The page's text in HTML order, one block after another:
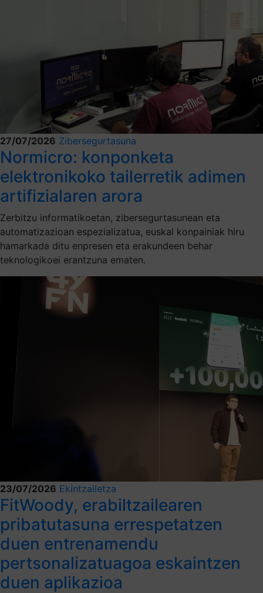
27/07/2026 Zibersegurtasuna
Normicro: konponketa
elektronikoko tailerretik adimen
artifizialaren arora
Zerbitzu informatikoetan, zibersegurtasunean eta
automatizazioan espezializatua, euskal konpainiak hiru
hamarkada ditu enpresen eta erakundeen behar
teknologikoei erantzuna ematen.
23/07/2026 Ekintzailetza
FitWoody, erabiltzailearen
pribatutasuna errespetatzen
duen entrenamendu
pertsonalizatuagoa eskaintzen
duen aplikazioa